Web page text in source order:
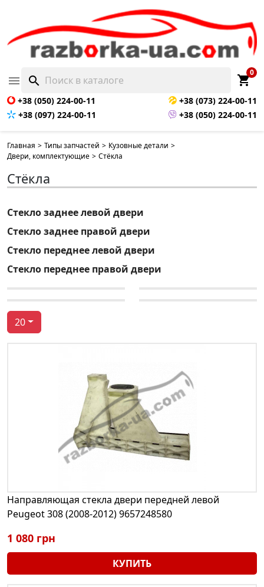
 search shopping_cart
0
+38 (050) 224-00-11
+38 (073) 224-00-11
+38 (097) 224-00-11
+38 (050) 224-00-11
Главная > Типы запчастей > Кузовные детали >
Двери, комплектующие > Стёкла
Стёкла
Стекло заднее левой двери
Стекло заднее правой двери
Стекло переднее левой двери
Стекло переднее правой двери
20
Направляющая стекла двери передней левой
Peugeot 308 (2008-2012) 9657248580
1 080 грн
КУПИТЬ